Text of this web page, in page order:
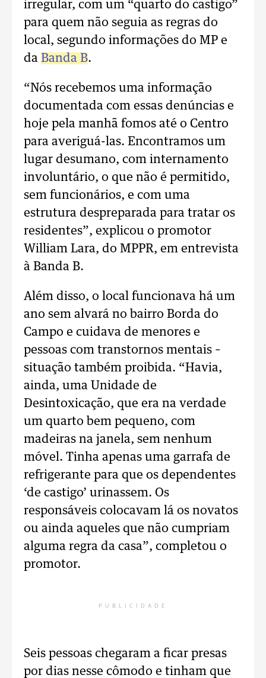
irregular, com um “quarto do castigo”
para quem não seguia as regras do
local, segundo informações do MP e
da Banda B.
“Nós recebemos uma informação
documentada com essas denúncias e
hoje pela manhã fomos até o Centro
para averiguá-las. Encontramos um
lugar desumano, com internamento
involuntário, o que não é permitido,
sem funcionários, e com uma
estrutura despreparada para tratar os
residentes”, explicou o promotor
William Lara, do MPPR, em entrevista
à Banda B.
Além disso, o local funcionava há um
ano sem alvará no bairro Borda do
Campo e cuidava de menores e
pessoas com transtornos mentais –
situação também proibida. “Havia,
ainda, uma Unidade de
Desintoxicação, que era na verdade
um quarto bem pequeno, com
madeiras na janela, sem nenhum
móvel. Tinha apenas uma garrafa de
refrigerante para que os dependentes
‘de castigo’ urinassem. Os
responsáveis colocavam lá os novatos
ou ainda aqueles que não cumpriam
alguma regra da casa”, completou o
promotor.
PUBLICIDADE
Seis pessoas chegaram a ficar presas
por dias nesse cômodo e tinham que